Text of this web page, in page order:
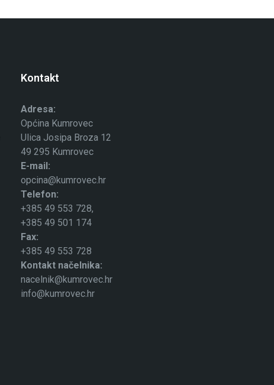
Kontakt
Adresa:
Općina Kumrovec
Ulica Josipa Broza 12
49 295 Kumrovec
E-mail:
opcina@kumrovec.hr
Telefon:
+385 49 553 728,
+385 49 501 174
Fax:
+385 49 553 728
Kontakt načelnika:
nacelnik@kumrovec.hr
info@kumrovec.hr